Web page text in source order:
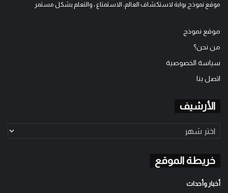
موقع نموذج بوابة لاستكشاف العالم، الاستمتاع ، والتعلم بشكل مستمر
موقع نموذج
من نحن؟
سياسة الخصوصية
اتصل بنا
الأرشيف
خريطة الموقع
أخبار وأحداث